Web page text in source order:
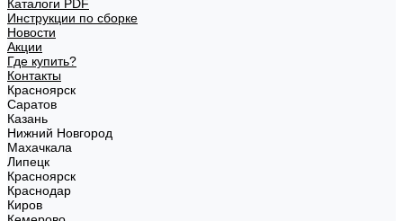
Каталоги PDF
Инструкции по сборке
Новости
Акции
Где купить?
Контакты
Красноярск
Саратов
Казань
Нижний Новгород
Махачкала
Липецк
Красноярск
Краснодар
Киров